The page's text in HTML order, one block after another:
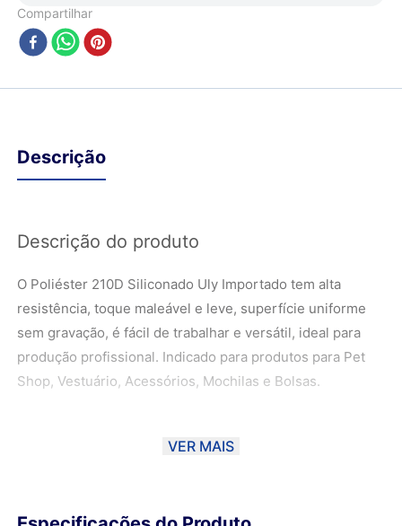
Compartilhar
Descrição
Descrição do produto
O Poliéster 210D Siliconado Uly Importado tem alta
resistência, toque maleável e leve, superfície uniforme
sem gravação, é fácil de trabalhar e versátil, ideal para
produção profissional. Indicado para produtos para Pet
Shop, Vestuário, Acessórios, Mochilas e Bolsas.
VER MAIS